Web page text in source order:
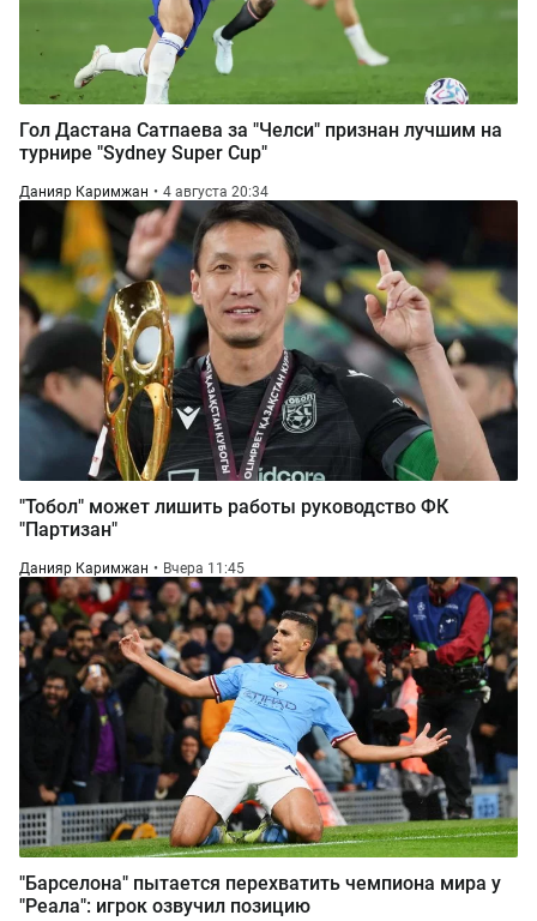
Гол Дастана Сатпаева за "Челси" признан лучшим на
турнире "Sydney Super Cup"
Данияр Каримжан 4 августа 20:34
"Тобол" может лишить работы руководство ФК
"Партизан"
Данияр Каримжан Вчера 11:45
"Барселона" пытается перехватить чемпиона мира у
"Реала": игрок озвучил позицию